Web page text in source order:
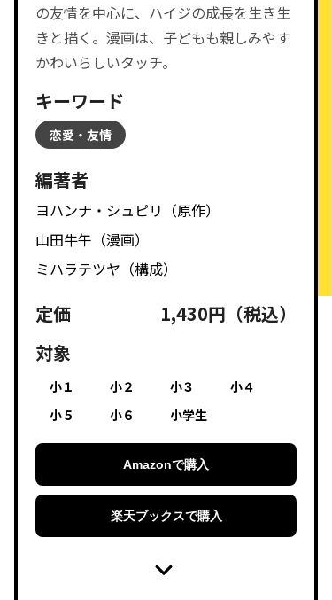
の友情を中心に、ハイジの成長を生き生
きと描く。漫画は、子どもも親しみやす
かわいらしいタッチ。
キーワード
恋愛・友情
編著者
ヨハンナ・シュピリ（原作）
山田牛午（漫画）
ミハラテツヤ（構成）
定価
1,430円（税込）
対象
小１ 小２ 小３
小４
小５
小６ 小学生
Amazonで購入
楽天ブックスで購入